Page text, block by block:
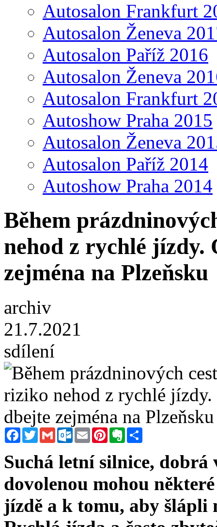
Autosalon Frankfurt
Autosalon Ženeva
Autosalon Paříž 2016
Autosalon Ženeva
Autosalon Frankfurt
Autoshow Praha 2015
Autosalon Ženeva
Autosalon Paříž 2014
Autoshow Praha 2014
Během
nehod z rychlé jízdy.
zejména na Plzeňsku
archiv
21.7.2021
sdílení
FacebookTwitterGmail Outlook.com
Email PinterestEvernote
Suchá letní silnice, dobrá
dovolenou mohou
jízdě a k tomu, aby šlápli